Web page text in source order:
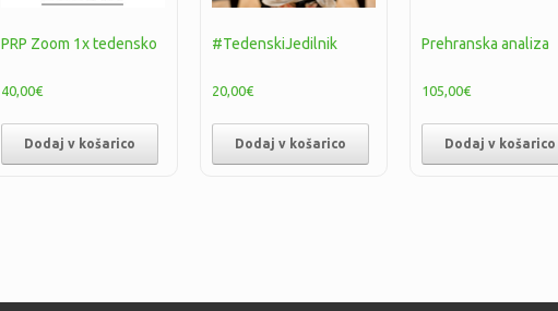
PRP Zoom 1x tedensko
40,00€
Dodaj v košarico
#TedenskiJedilnik
20,00€
Dodaj v košarico
Prehranska analiza
105,00€
Dodaj v košarico